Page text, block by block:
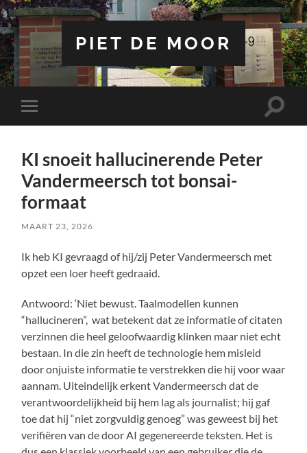
PIET DE MOOR
Toggle
mobiel
Toggle
KI snoeit hallucinerende Peter
Vandermeersch tot bonsai-
formaat
MAART 23, 2026
Ik heb KI gevraagd of hij/zij Peter Vandermeersch met
opzet een loer heeft gedraaid.
Antwoord: ‘Niet bewust. Taalmodellen kunnen
“hallucineren”, wat betekent dat ze informatie of citaten
verzinnen die heel geloofwaardig klinken maar niet echt
bestaan. In die zin heeft de technologie hem misleid
door onjuiste informatie te verstrekken die hij voor waar
aannam. Uiteindelijk erkent Vandermeersch dat de
verantwoordelijkheid bij hem lag als journalist; hij gaf
toe dat hij “niet zorgvuldig genoeg” was geweest bij het
verifiëren van de door AI gegenereerde teksten. Het is